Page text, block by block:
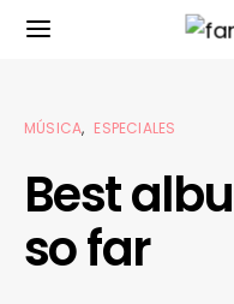
MÚSICA ESPECIALES
Best
so far